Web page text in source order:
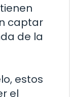
captar
de la
estos
el